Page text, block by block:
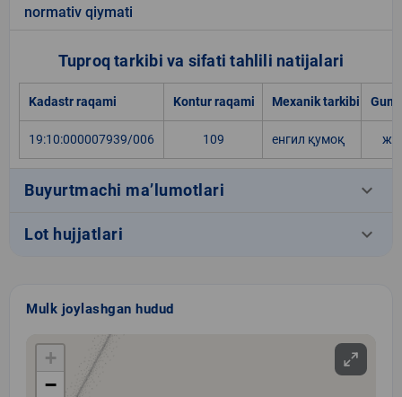
normativ qiymati
Tuproq tarkibi va sifati tahlili natijalari
Kadastr raqami Kontur raqami Mexanik tarkibi
19:10:000007939/006 109 енгил қумоқ
Buyurtmachi ma’lumotlari keyboard_arrow_down
Lot hujjatlari keyboard_arrow_down
Mulk joylashgan hudud
+
−